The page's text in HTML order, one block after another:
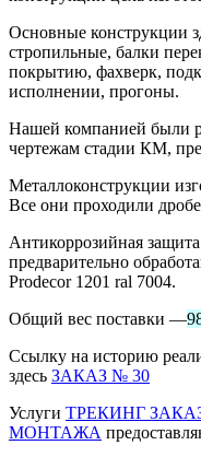
Основные конструкции
стропильные, балки
покрытию, фахверк,
исполнении, прогоны.
Нашей компанией были
чертежам стадии КМ,
Металлоконструкции
Все они проходили
Антикоррозийная
предварительно
Prodecor 1201 ral 7004.
Общий вес поставки —
Ссылку на историю
здесь ЗАКАЗ № 30
Услуги ТРЕКИНГ
МОНТАЖА